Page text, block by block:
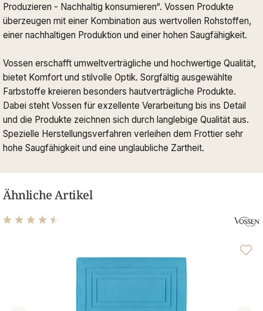
Produzieren - Nachhaltig konsumieren“. Vossen Produkte
überzeugen mit einer Kombination aus wertvollen Rohstoffen,
einer nachhaltigen Produktion und einer hohen Saugfähigkeit.
Vossen erschafft umweltverträgliche und hochwertige Qualität,
bietet Komfort und stilvolle Optik. Sorgfältig ausgewählte
Farbstoffe kreieren besonders hautverträgliche Produkte.
Dabei steht Vossen für exzellente Verarbeitung bis ins Detail
und die Produkte zeichnen sich durch langlebige Qualität aus.
Spezielle Herstellungsverfahren verleihen dem Frottier sehr
hohe Saugfähigkeit und eine unglaubliche Zartheit.
Ähnliche Artikel